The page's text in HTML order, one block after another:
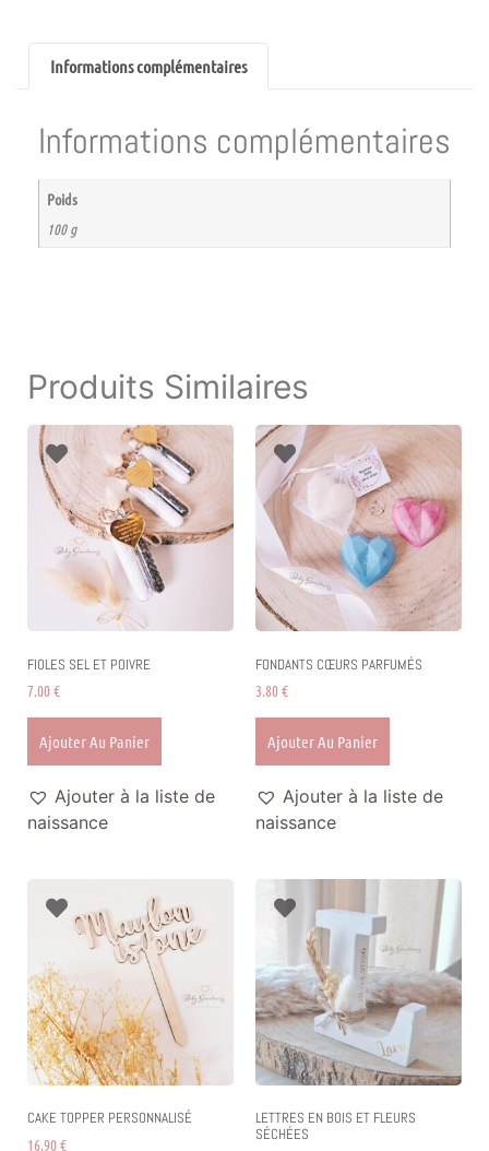
Informations complémentaires
Informations complémentaires
Poids
100 g
Produits Similaires
FIOLES SEL ET POIVRE
7.00€
Ajouter Au Panier
Ajouter à la liste de
naissance
FONDANTS CŒURS PARFUMÉS
3.80€
Ajouter Au Panier
Ajouter à la liste de
naissance
CAKE TOPPER PERSONNALISÉ
16.90€
LETTRES EN BOIS ET FLEURS
SÉCHÉES